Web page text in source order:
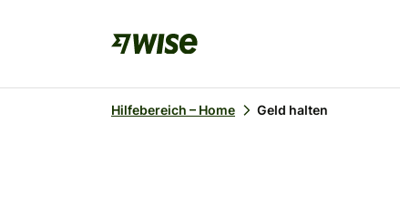
Hilfebereich – Home Geld halten